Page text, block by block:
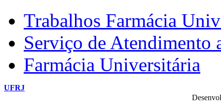
Trabalhos Farmácia
Serviço de Atendimento
Farmácia Universitária
UFRJ